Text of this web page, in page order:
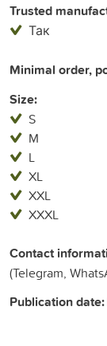
Trusted
Так
Minimal order,
Size:
S
M
L
XL
XXL
XXXL
Contact
(Telegram,
Publication date: